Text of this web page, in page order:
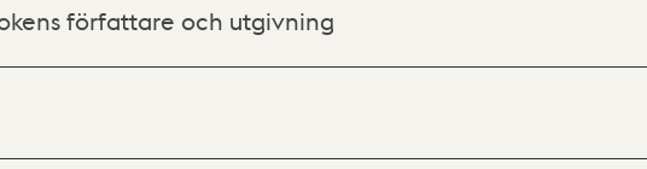
författare och utgivning